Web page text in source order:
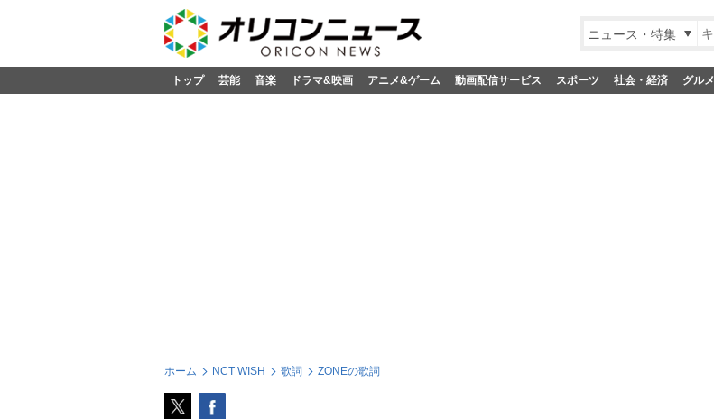
ニュース・特集
トップ 芸能 音楽 ドラマ&映画 アニメ&ゲーム 動画配信サービス スポーツ 社会・経済 グルメ
ホーム NCT WISH 歌詞 ZONEの歌詞